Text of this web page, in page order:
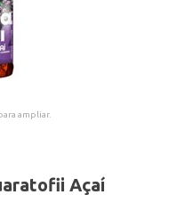
ampliar.
Açaí